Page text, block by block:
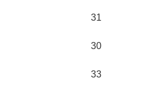
31
30
33